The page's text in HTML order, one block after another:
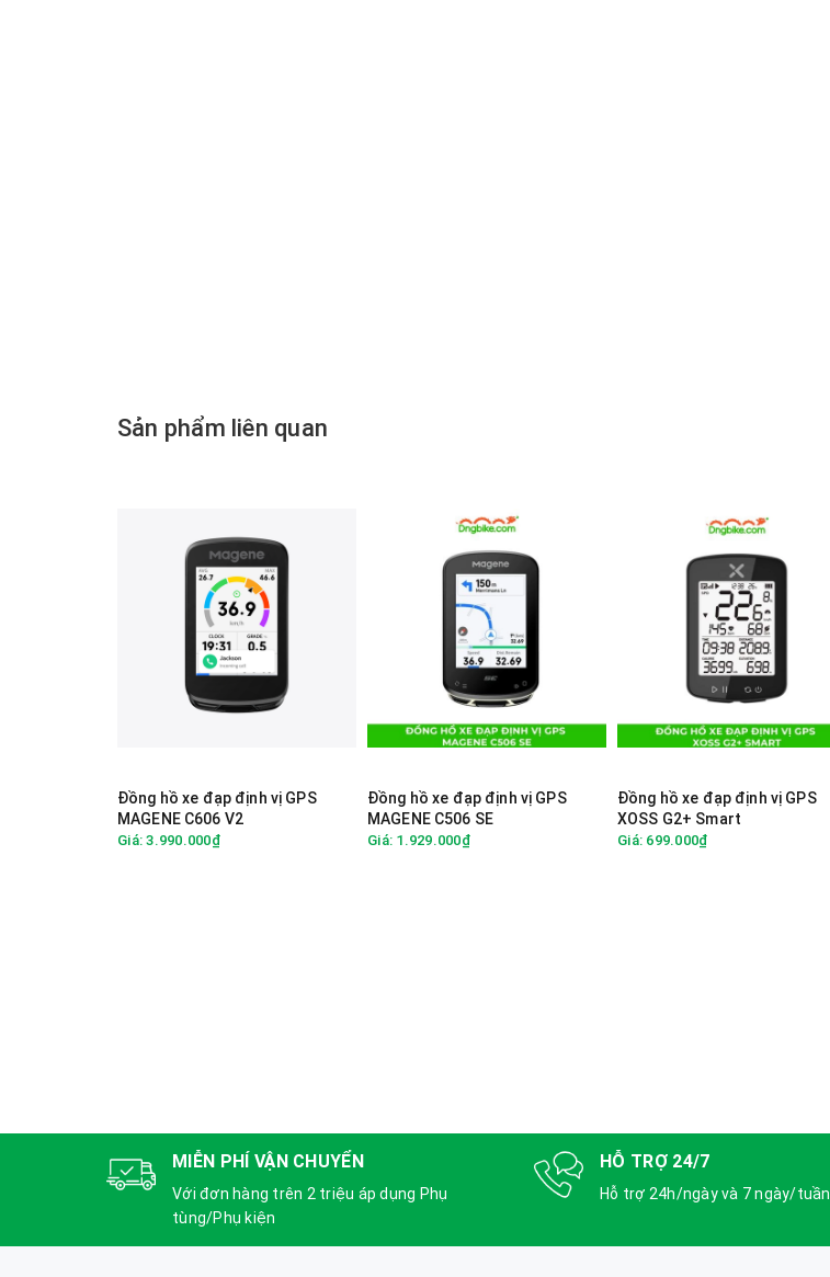
Sản phẩm liên quan
Đồng hồ xe đạp định vị GPS
MAGENE C606 V2
Giá: 3.990.000₫
Đồng hồ xe đạp định vị GPS
MAGENE C506 SE
Giá: 1.929.000₫
Đồng hồ xe đạp định vị GPS
XOSS G2+ Smart
Giá: 699.000₫
MIỄN PHÍ VẬN CHUYỂN
Với đơn hàng trên 2 triệu áp dụng Phụ
tùng/Phụ kiện
HỖ TRỢ 24/7
Hỗ trợ 24h/ngày và 7 ngày/tuần